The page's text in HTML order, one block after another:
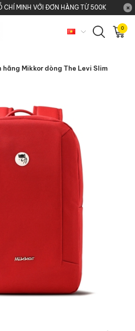
CHÍ MINH VỚI ĐƠN HÀNG TỪ 500K
0
hãng Mikkor dòng The Levi Slim